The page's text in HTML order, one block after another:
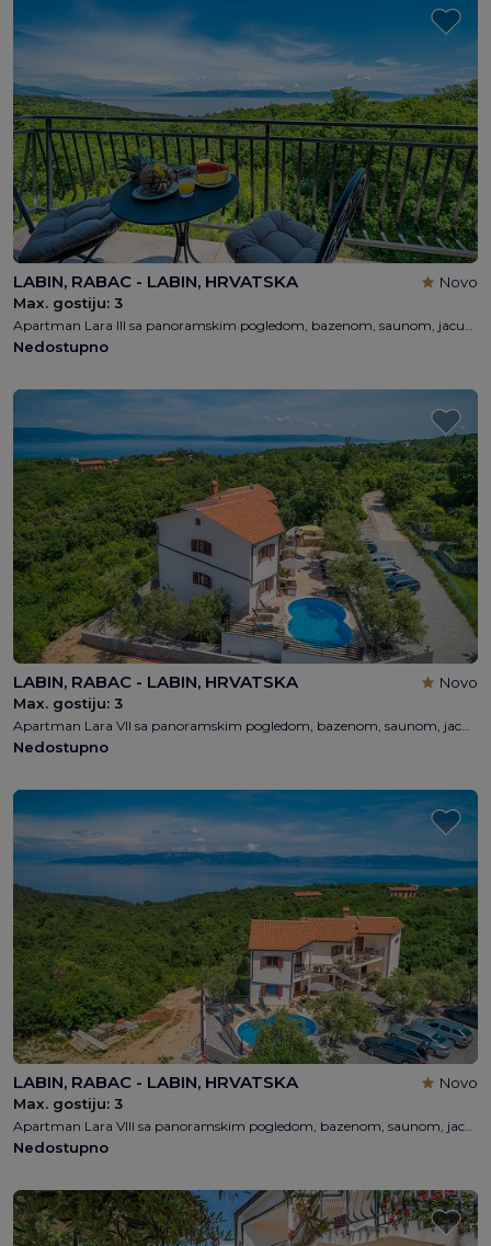
LABIN, RABAC - LABIN, HRVATSKA
Novo
Max. gostiju: 3
Apartman Lara III sa panoramskim pogledom, bazenom, saunom, jacuzzijem, 1 spavaća soba, 1 kupaonica, 2 + 1 osobe, besplatni WI-FI, 1km od plaže
Nedostupno
LABIN, RABAC - LABIN, HRVATSKA
Novo
Max. gostiju: 3
Apartman Lara VII sa panoramskim pogledom, bazenom, saunom, jacuzzijem, 2 spavaća soba, 1 kupaonica, 4 + 1 osobe, besplatni WI-FI, 1km od plaže
Nedostupno
LABIN, RABAC - LABIN, HRVATSKA
Novo
Max. gostiju: 3
Apartman Lara VIII sa panoramskim pogledom, bazenom, saunom, jacuzzijem, 2 spavaća soba, 1 kupaonica, 4 + 1 osobe, besplatni WI-FI, 1km od plaže
Nedostupno